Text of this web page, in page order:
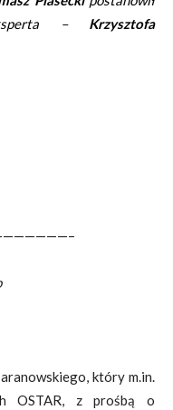
– Krzysztofa
który m.in.
OSTAR, z prośbą o